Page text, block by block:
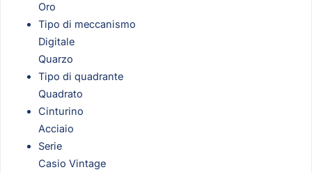
Oro
Tipo di meccanismo
Digitale
Quarzo
Tipo di quadrante
Quadrato
Cinturino
Acciaio
Serie
Casio Vintage